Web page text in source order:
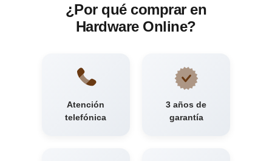
¿Por qué comprar en
Hardware Online?
Atención
telefónica
3 años de
garantía